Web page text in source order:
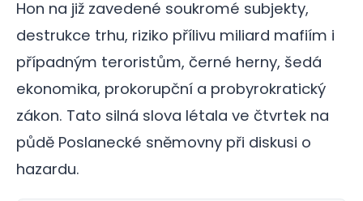
Hon na již zavedené soukromé subjekty,
destrukce trhu, riziko přílivu miliard mafiím i
případným teroristům, černé herny, šedá
ekonomika, prokorupční a probyrokratický
zákon. Tato silná slova létala ve čtvrtek na
půdě Poslanecké sněmovny při diskusi o
hazardu.